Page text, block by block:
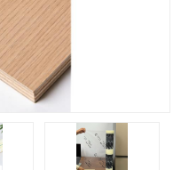
彩钢板保护膜
两边上胶保护膜
一次性隔离膜